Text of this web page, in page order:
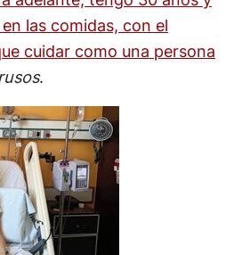
las comidas, con el
cuidar como una persona
.